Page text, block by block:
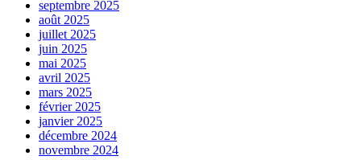
septembre 2025
août 2025
juillet 2025
juin 2025
mai 2025
avril 2025
mars 2025
février 2025
janvier 2025
décembre 2024
novembre 2024